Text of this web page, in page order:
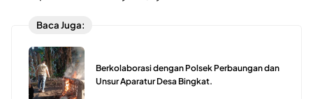
Baca Juga:
Berkolaborasi dengan Polsek Perbaungan dan
Unsur Aparatur Desa Bingkat.